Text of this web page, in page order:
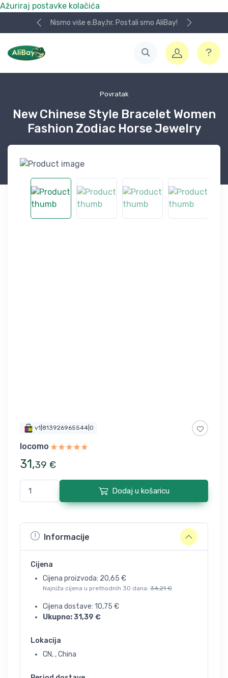
Ažuriraj postavke kolačića
Nismo više e.Bay.hr. Postali smo AliBay!
Povratak
New Chinese Style Bracelet Women
Fashion Zodiac Horse Jewelry
v1|813926965544|0
locomo
31,39 €
Dodaj u košaricu
Informacije
Cijena
Cijena proizvoda: 20,65 €
Najniža cijena u prethodnih 30 dana: 34,21 €
Cijena dostave: 10,75 €
Ukupno:31,39 €
Lokacija
CN, , China